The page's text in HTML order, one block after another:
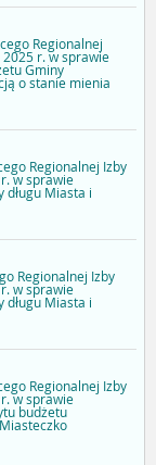
Regionalnej
r. w sprawie
Gminy
o stanie mienia
Regionalnej Izby
w sprawie
długu Miasta i
Regionalnej Izby
w sprawie
długu Miasta i
Regionalnej Izby
w sprawie
budżetu